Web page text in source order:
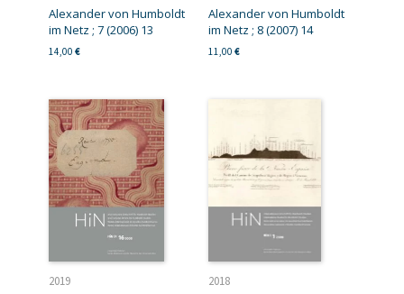
Alexander von Humboldt
im Netz ; 7 (2006) 13
14,00 €
Alexander von Humboldt
im Netz ; 8 (2007) 14
11,00 €
2019 2018